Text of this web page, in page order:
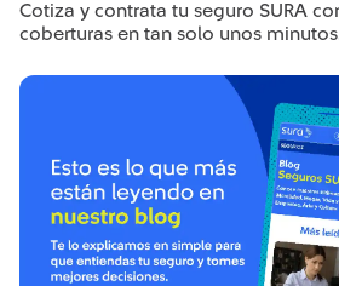
Cotiza y contrata tu seguro SURA
coberturas en tan solo unos